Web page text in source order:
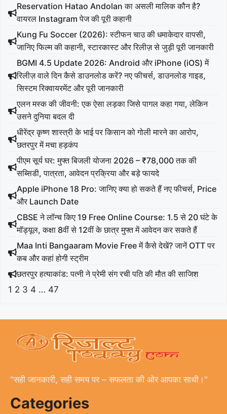
Reservation Hatao Andolan का असली मालिक कौन है?
वायरल Instagram पेज की पूरी कहानी
Kung Fu Soccer (2026): स्टीफन चाउ की धमाकेदार वापसी,
जानिए फिल्म की कहानी, स्टारकास्ट और रिलीज़ से जुड़ी पूरी जानकारी
BGMI 4.5 Update 2026: Android और iPhone (iOS) में
रिलीज़ वाले दिन कैसे डाउनलोड करें? नए फीचर्स, डाउनलोड गाइड,
सिस्टम रिक्वायरमेंट और पूरी जानकारी
एलन मस्क की जीवनी: एक ऐसा लड़का जिसे पागल कहा गया, लेकिन
उसने दुनिया बदल दी
धीरेंद्र कृष्ण शास्त्री के भाई पर किसान को गोली मारने का आरोप,
छतरपुर में मचा हड़कंप
पीएम सूर्य घर: मुफ्त बिजली योजना 2026 – ₹78,000 तक की
सब्सिडी, पात्रता, आवेदन प्रक्रिया और बड़े फायदे
Apple iPhone 18 Pro: जानिए क्या हो सकते हैं नए फीचर्स, Price
और Launch Date
CBSE ने लॉन्च किए 19 Free Online Course: 1.5 से 20 घंटे के
मॉड्यूल, कक्षा 8वीं से 12वीं के छात्र मुफ्त में आवेदन कर सकते हैं
Maa Inti Bangaaram Movie Free में कैसे देखें? जानें OTT पर
कब और कहां होगी स्ट्रीम
छतरपुर हत्याकांड: पत्नी ने प्रेमी संग रची पति की मौत की साजिश
1 2 3 4 … 47
"सही जानकारी, सही समय पर – सफलता की ओर आपका साथी।"
Categories